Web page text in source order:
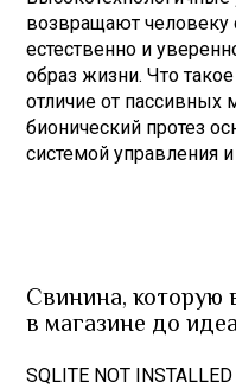
возвращают человеку
естественно и
образ жизни. Что
отличие от пассивных
бионический протез
системой управления
Свинина, которую
в магазине до
SQLITE NOT